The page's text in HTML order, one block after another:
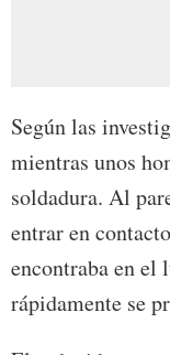
Según las
mientras unos
soldadura. Al
entrar en
encontraba en el
rápidamente se